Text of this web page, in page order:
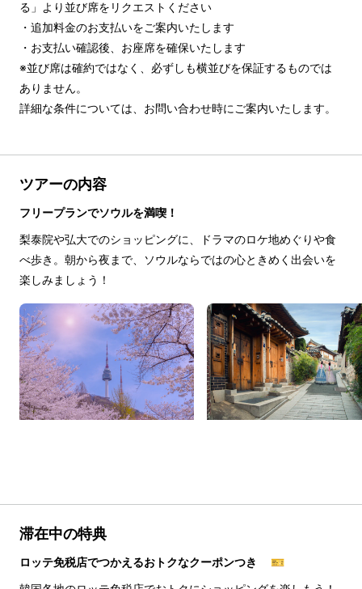
る」より並び席をリクエストください
・追加料金のお支払いをご案内いたします
・お支払い確認後、お座席を確保いたします
※並び席は確約ではなく、必ずしも横並びを保証するものでは
ありません。
詳細な条件については、お問い合わせ時にご案内いたします。
ツアーの内容
フリープランでソウルを満喫！
梨泰院や弘大でのショッピングに、ドラマのロケ地めぐりや食
べ歩き。朝から夜まで、ソウルならではの心ときめく出会いを
楽しみましょう！
滞在中の特典
ロッテ免税店でつかえるおトクなクーポンつき 🎫